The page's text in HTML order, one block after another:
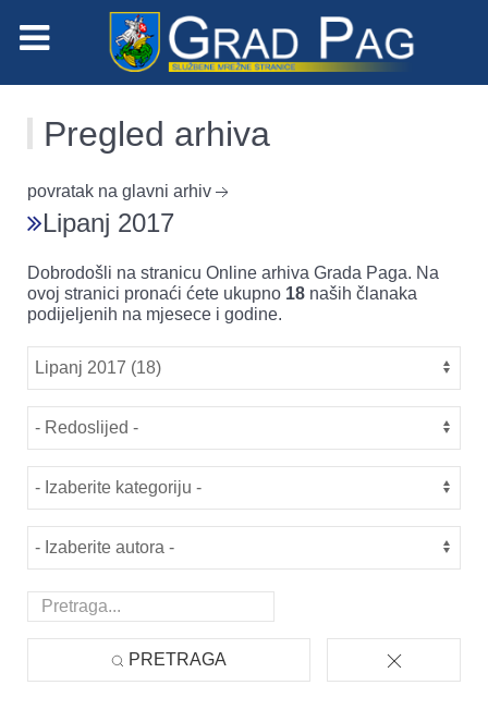
Pregled arhiva
povratak na glavni arhiv
Lipanj 2017
Dobrodošli na stranicu Online arhiva Grada Paga. Na
ovoj stranici pronaći ćete ukupno 18 naših članaka
podijeljenih na mjesece i godine.
PRETRAGA